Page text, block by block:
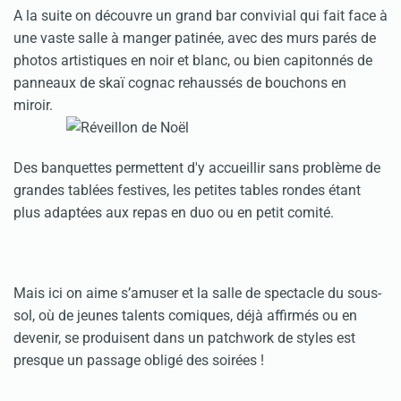
A la suite on découvre un grand bar convivial qui fait face à
une vaste salle à manger patinée, avec des murs parés de
photos artistiques en noir et blanc, ou bien capitonnés de
panneaux de skaï cognac rehaussés de bouchons en
miroir.
Des banquettes permettent d'y accueillir sans problème de
grandes tablées festives, les petites tables rondes étant
plus adaptées aux repas en duo ou en petit comité.
Mais ici on aime s’amuser et la salle de spectacle du sous-
sol, où de jeunes talents comiques, déjà affirmés ou en
devenir, se produisent dans un patchwork de styles est
presque un passage obligé des soirées !